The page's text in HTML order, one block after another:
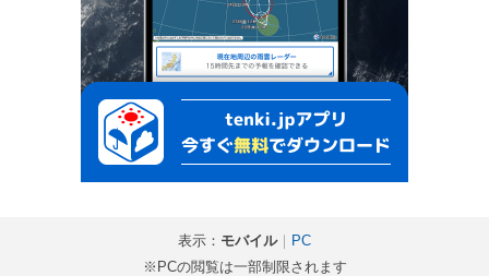
表示： モバイル｜ PC
※PCの閲覧は一部制限されます